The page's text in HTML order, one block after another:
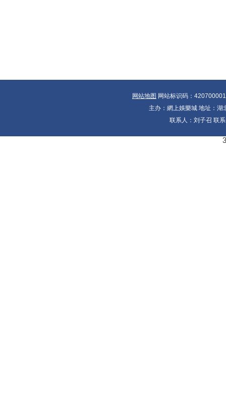
网站地图 网站标识码：
主办：網上娛樂城 地址：
联系人：刘子召 联